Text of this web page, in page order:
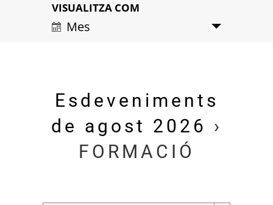
cerca
Navegació
de
VISUALITZA COM
Mes
Esdeveniments
de agost 2026 ›
FORMACIÓ